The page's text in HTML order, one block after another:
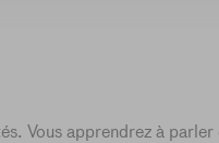
Vous apprendrez à